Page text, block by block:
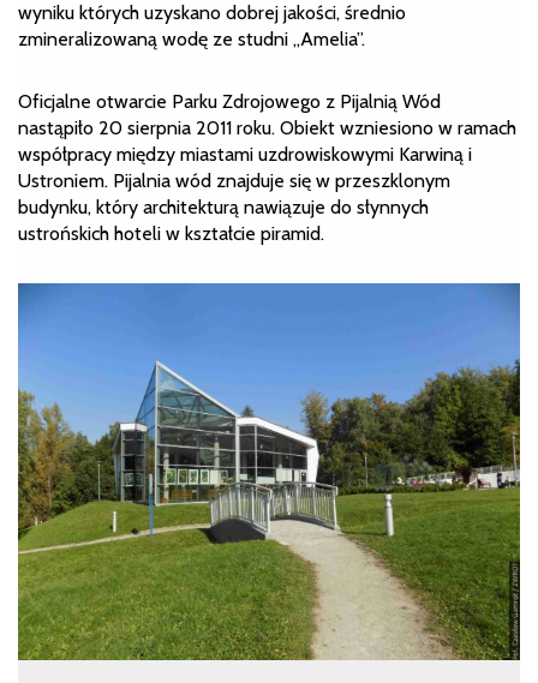
wyniku których uzyskano dobrej jakości, średnio
zmineralizowaną wodę ze studni „Amelia”.
Oficjalne otwarcie Parku Zdrojowego z Pijalnią Wód
nastąpiło 20 sierpnia 2011 roku. Obiekt wzniesiono w ramach
współpracy między miastami uzdrowiskowymi Karwiną i
Ustroniem. Pijalnia wód znajduje się w przeszklonym
budynku, który architekturą nawiązuje do słynnych
ustrońskich hoteli w kształcie piramid.